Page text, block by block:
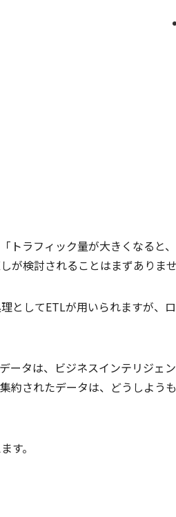
トラフィック量が大きくなると
が検討されることはまずありませ
としてETLが用いられますが、
ータは、ビジネスインテリジェ
約されたデータは、どうしよう
す。